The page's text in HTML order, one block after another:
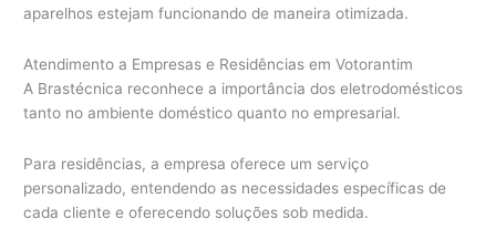
aparelhos estejam funcionando de maneira otimizada.
Atendimento a Empresas e Residências em Votorantim
A Brastécnica reconhece a importância dos eletrodomésticos
tanto no ambiente doméstico quanto no empresarial.
Para residências, a empresa oferece um serviço
personalizado, entendendo as necessidades específicas de
cada cliente e oferecendo soluções sob medida.